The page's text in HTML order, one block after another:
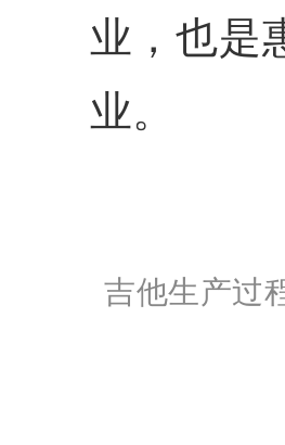
业，也是
业。
吉他生产过